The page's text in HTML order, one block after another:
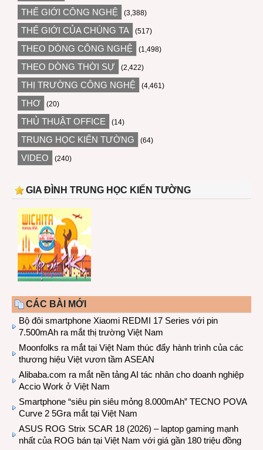
THẾ GIỚI CÔNG NGHỆ (3,388)
THẾ GIỚI CỦA CHÚNG TA (517)
THEO DÒNG CÔNG NGHỆ (1,498)
THEO DÒNG THỜI SỰ (2,422)
THỊ TRƯỜNG CÔNG NGHỆ (4,461)
THƠ (20)
THỦ THUẬT OFFICE (14)
TRUNG HỌC KIẾN TƯỜNG (64)
VIDEO (240)
GIA ĐÌNH TRUNG HỌC KIẾN TƯỜNG
CÁC BÀI MỚI
Bộ đôi smartphone Xiaomi REDMI 17 Series với pin
7.500mAh ra mắt thị trường Việt Nam
Moonfolks ra mắt tại Việt Nam thúc đẩy hành trình của các
thương hiệu Việt vươn tầm ASEAN
Alibaba.com ra mắt nền tảng AI tác nhân cho doanh nghiệp
Accio Work ở Việt Nam
Smartphone “siêu pin siêu mỏng 8.000mAh” TECNO POVA
Curve 2 5Gra mắt tại Việt Nam
ASUS ROG Strix SCAR 18 (2026) – laptop gaming mạnh
nhất của ROG bán tại Việt Nam với giá gần 180 triệu đồng